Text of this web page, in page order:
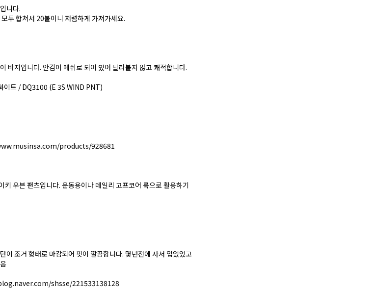
니다.
두 합쳐서 20불이니 저렴하게 가져가세요.
바지입니다. 안감이 메쉬로 되어 있어 달라붙지 않고 쾌적합니다.
이트 / DQ3100 (E 3S WIND PNT)
products/928681
우븐 팬츠입니다. 운동용이나 데일리 고프코어 룩으로 활용하기
이 조거 형태로 마감되어 핏이 깔끔합니다. 몇년전에 사서 입었었고
shsse/221533138128